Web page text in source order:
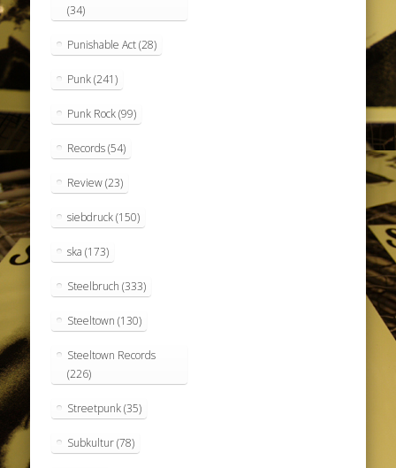
(34)
Punishable Act(28)
Punk(241)
Punk Rock(99)
Records(54)
Review(23)
siebdruck(150)
ska (173)
Steelbruch (333)
Steeltown (130)
Steeltown Records
(226)
Streetpunk(35)
Subkultur(78)